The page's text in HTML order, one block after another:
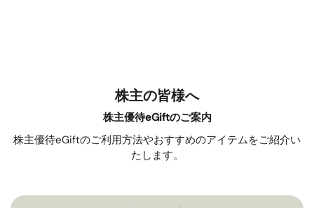
株主の皆様へ
株主優待eGiftのご案内
株主優待eGiftのご利用方法やおすすめのアイテムをご紹介い
たします。